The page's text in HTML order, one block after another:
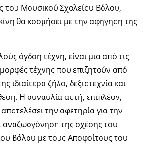
του Μουσικού Σχολείου Βόλου,
θα κοσμήσει με την αφήγηση της
όγδοη τέχνη, είναι μια από τις
μορφές τέχνης που επιζητούν από
ιδιαίτερο ζήλο, δεξιοτεχνία και
Η συναυλία αυτή, επιπλέον,
την αφετηρία για την
αναζωογόνηση της σχέσης του
Βόλου με τους Αποφοίτους του